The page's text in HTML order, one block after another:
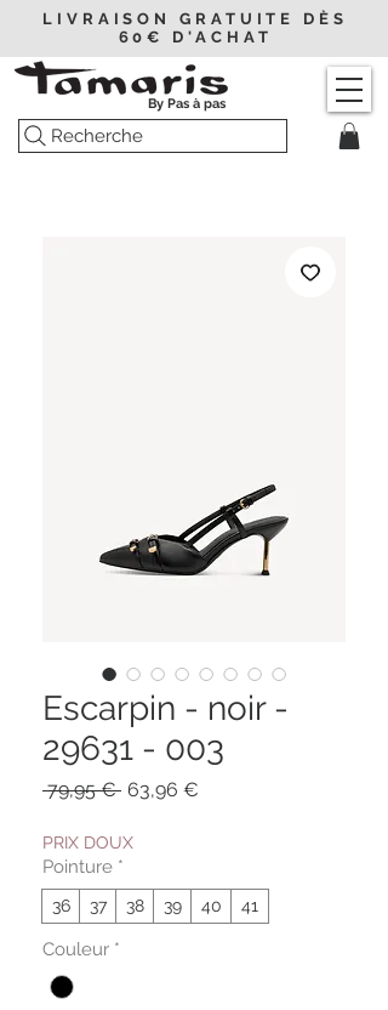
LIVRAISON GRATUITE DÈS
60€ D'ACHAT
Recherche
By Pas à pas
Escarpin - noir -
29631 - 003
79,95 € Prix
63,96 €
PRIX DOUX
Pointure *
36 37 38 39 40 41
Couleur *